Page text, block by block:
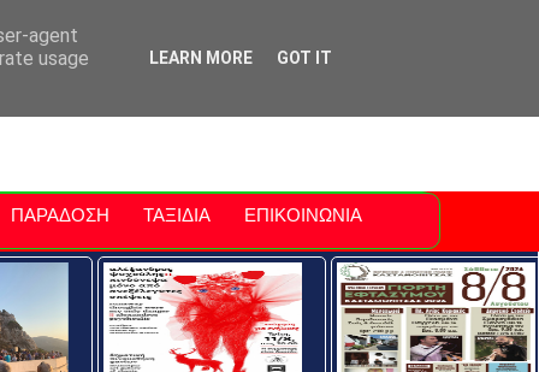
Polis
ΠΑΡΑΔΟΣΗ ΤΑΞΙΔΙΑ ΕΠΙΚΟΙΝΩΝΙΑ
agent
usage
LEARN MORE GOT IT